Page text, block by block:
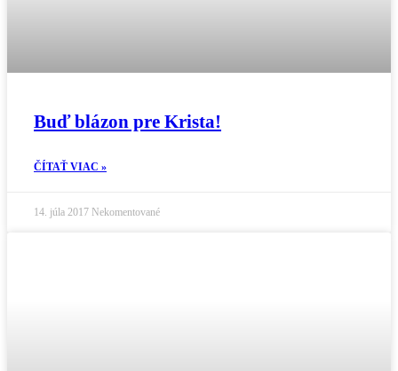
Buď blázon pre Krista!
ČÍTAŤ VIAC »
14. júla 2017 Nekomentované